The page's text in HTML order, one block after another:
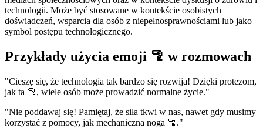
technologii. Może być stosowane w kontekście osobistych
doświadczeń, wsparcia dla osób z niepełnosprawnościami lub jako
symbol postępu technologicznego.
Przykłady użycia emoji 🦿 w rozmowach
"Cieszę się, że technologia tak bardzo się rozwija! Dzięki protezom,
jak ta 🦿, wiele osób może prowadzić normalne życie."
"Nie poddawaj się! Pamiętaj, że siła tkwi w nas, nawet gdy musimy
korzystać z pomocy, jak mechaniczna noga 🦿."